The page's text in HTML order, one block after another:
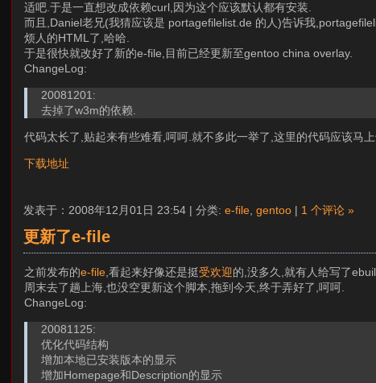
适吧.于是一直想改成依赖curl,因为这个应该默认都有安装.
而且,Daniel老兄(我猜应该是 portagefilelist.de 的人)告诉我
烦人的HTML了,哈哈.
于是很快就改好了新的e-file,目前已经更新至gentoo china overlay.
ChangeLog:
20081201:
去掉了w3m的依赖.
代码太长了,贴起来有些难看,呵呵.就不多此一举了,这里的代码应该马
下载地址
发表于：2008年12月01日 23:54 | 分类: e-file, gentoo | 1 个评论 »
更新了e-file
之前发布的e-file,看起来好像还是挺受欢迎的,没多久,就有人给写了
周末去了趟上海,也没空更新这个脚本,拖到今天,终于弄好了,呵呵.
ChangeLog:
20081125:
优化代码结构
增加本地已安装版本的显示
增加Homepage和Description的显示